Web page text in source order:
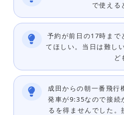
で使える
予約が前日の17時まで
てほしい。当日は難し
ど
成田からの朝一番飛行
発車が9:35なので接続
るを得ませんでした。